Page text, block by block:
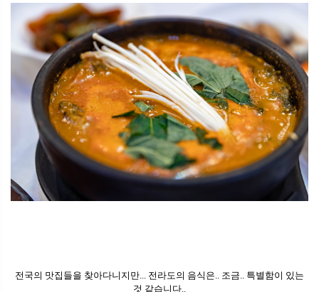
전국의 맛집들을 찾아다니지만... 전라도의 음식은.. 조금.. 특별함이 있는
것 같습니다..